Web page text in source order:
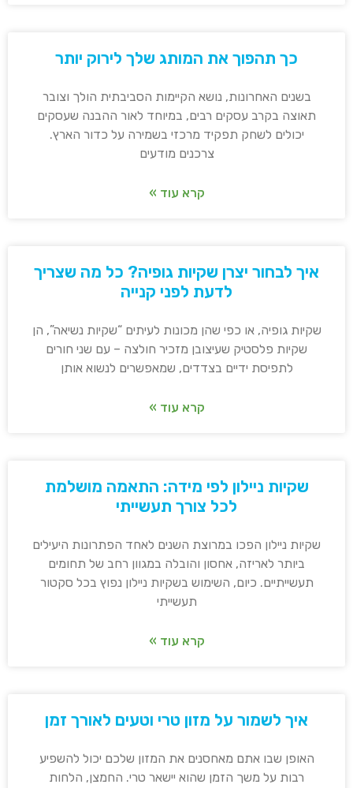
כך תהפוך את המותג שלך לירוק יותר
בשנים האחרונות, נושא הקיימות הסביבתית הולך וצובר
תאוצה בקרב עסקים רבים, במיוחד לאור ההבנה שעסקים
יכולים לשחק תפקיד מרכזי בשמירה על כדור הארץ.
צרכנים מודעים
קרא עוד »
איך לבחור יצרן שקיות גופיה? כל מה שצריך
לדעת לפני קנייה
שקיות גופיה, או כפי שהן מכונות לעיתים “שקיות נשיאה”, הן
שקיות פלסטיק שעיצובן מזכיר חולצה – עם שני חורים
לתפיסת ידיים בצדדים, שמאפשרים לנשוא אותן
קרא עוד »
שקיות ניילון לפי מידה: התאמה מושלמת
לכל צורך תעשייתי
שקיות ניילון הפכו במרוצת השנים לאחד הפתרונות היעילים
ביותר לאריזה, אחסון והובלה במגוון רחב של תחומים
תעשייתיים. כיום, השימוש בשקיות ניילון נפוץ בכל סקטור
תעשייתי
קרא עוד »
איך לשמור על מזון טרי וטעים לאורך זמן
האופן שבו אתם מאחסנים את המזון שלכם יכול להשפיע
רבות על משך הזמן שהוא יישאר טרי. החמצן, הלחות